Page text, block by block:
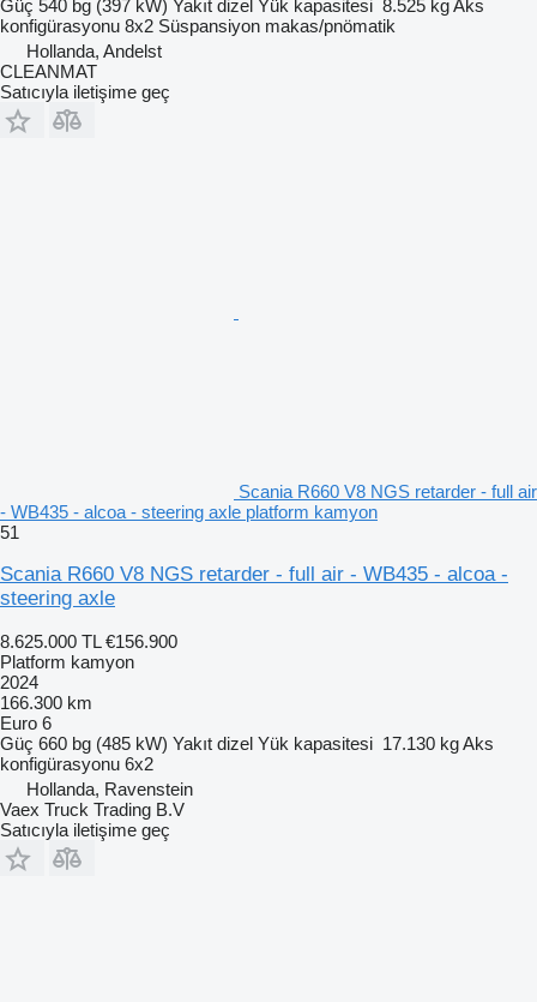
Güç 540 bg (397 kW) Yakıt dizel Yük kapasitesi 8.525 kgAks
konfigürasyonu 8x2 Süspansiyon makas/pnömatik
Hollanda, Andelst
CLEANMAT
Satıcıyla iletişime geç
Scania R660 V8 NGS retarder - full air
- WB435 - alcoa - steering axle platform kamyon
51
Scania R660 V8 NGS retarder - full air - WB435 - alcoa -
steering axle
8.625.000 TL €156.900
Platform kamyon
2024
166.300 km
Euro 6
Güç 660 bg (485 kW) Yakıt dizel Yük kapasitesi 17.130 kgAks
konfigürasyonu 6x2
Hollanda, Ravenstein
Vaex Truck Trading B.V
Satıcıyla iletişime geç